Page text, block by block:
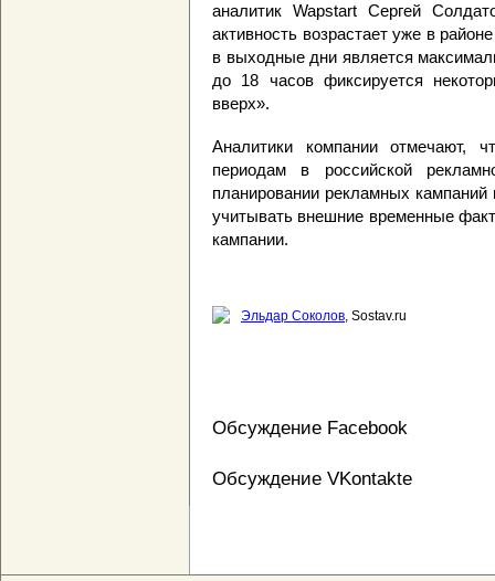
аналитик Wapstart Сергей
активность возрастает уже в
в выходные дни является
до 18 часов фиксируется
вверх».
Аналитики компании отмечают,
периодам в российской
планировании рекламных
учитывать внешние временные
кампании.
Эльдар Соколов, Sostav.ru
Обсуждение Facebook
Обсуждение VKontakte